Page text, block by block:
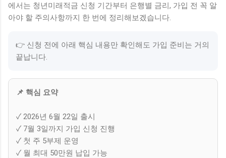
에서는 청년미래적금 신청 기간부터 은행별 금리, 가입 전 꼭 알
아야 할 주의사항까지 한 번에 정리해보겠습니다.
👉 신청 전에 아래 핵심 내용만 확인해도 가입 준비는 거의
끝납니다.
📌 핵심 요약
✓ 2026년 6월 22일 출시
✓ 7월 3일까지 가입 신청 진행
✓ 첫 주 5부제 운영
✓ 월 최대 50만원 납입 가능